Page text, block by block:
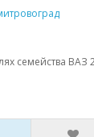
семейства ВАЗ